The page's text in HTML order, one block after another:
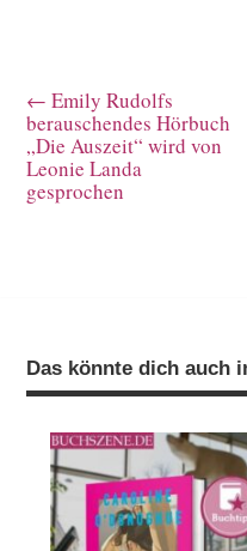
←Emily Rudolfs
berauschendes Hörbuch
„Die Auszeit“ wird von
Leonie Landa
gesprochen
Das könnte dich auch